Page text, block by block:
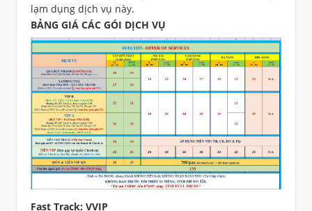
lạm dụng dịch vụ này.
BẢNG GIÁ CÁC GÓI DỊCH VỤ
Fast Track: VVIP